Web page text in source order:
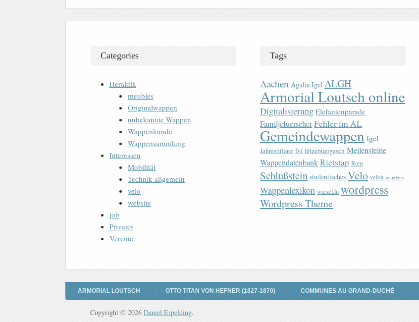
Categories
Heraldik
meubles
Originalwappen
unbekannte Wappen
Wappenkunde
Wappensammlung
Interessen
Mobilität
Technik allgemein
velo
website
job
Privates
Vereine
Tags
Aachen Agulia Igel ALGH
Armorial Loutsch online
Digitalisierung Elefantenparade
FamiljefuerscherFehler im AL
Gemeindewappen Igel
Jahresbilanz lvi lëtzebuergesch Meilensteine
WappendatenbankRietstap Rom
Schlußstein studentisches Velo veloh wandern
Wappenlexikon wiesel.lu wordpress
Wordpress Theme
ARMORIAL LOUTSCH OTTO TITAN VON HEFNER (1827-1870) COMMUNES AU GRAND-DUCHÉ
Copyright © 2026 Daniel Erpelding.